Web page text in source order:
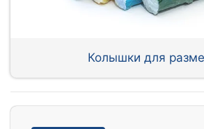
Колышки для